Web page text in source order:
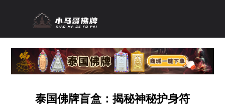
泰国佛牌盲盒：揭秘神秘护身符